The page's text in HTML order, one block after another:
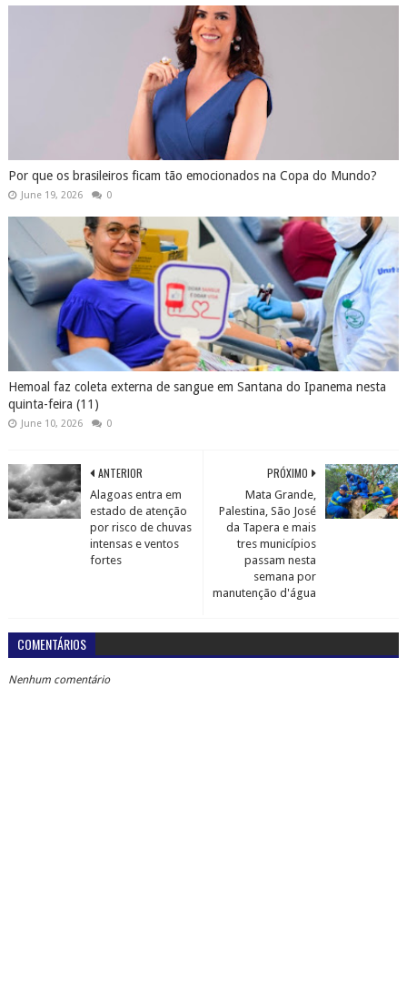
Por que os brasileiros ficam tão emocionados na Copa do Mundo?
June 19, 2026 0
Hemoal faz coleta externa de sangue em Santana do Ipanema nesta
quinta-feira (11)
June 10, 2026 0
PRÓXIMO
Mata Grande,
Palestina, São José
da Tapera e mais
tres municípios
passam nesta
semana por
manutenção d'água
ANTERIOR
Alagoas entra em
estado de atenção
por risco de chuvas
intensas e ventos
fortes
COMENTÁRIOS
Nenhum comentário